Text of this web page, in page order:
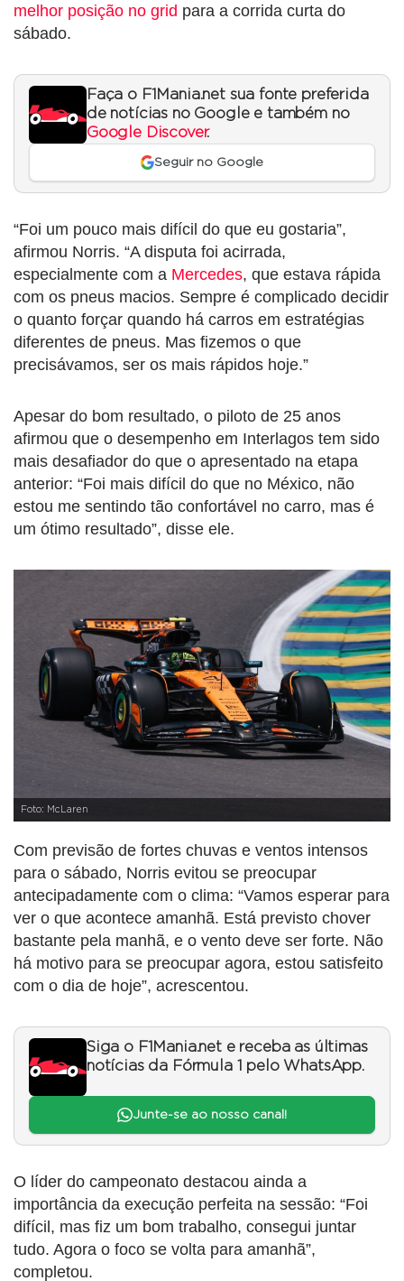
melhor posição no grid para a corrida curta do
sábado.
Faça o F1Mania.net sua fonte preferida
de notícias no Google e também no
Google Discover.
Seguir no Google
“Foi um pouco mais difícil do que eu gostaria”,
afirmou Norris. “A disputa foi acirrada,
especialmente com a Mercedes, que estava rápida
com os pneus macios. Sempre é complicado decidir
o quanto forçar quando há carros em estratégias
diferentes de pneus. Mas fizemos o que
precisávamos, ser os mais rápidos hoje.”
Apesar do bom resultado, o piloto de 25 anos
afirmou que o desempenho em Interlagos tem sido
mais desafiador do que o apresentado na etapa
anterior: “Foi mais difícil do que no México, não
estou me sentindo tão confortável no carro, mas é
um ótimo resultado”, disse ele.
Foto: McLaren
Com previsão de fortes chuvas e ventos intensos
para o sábado, Norris evitou se preocupar
antecipadamente com o clima: “Vamos esperar para
ver o que acontece amanhã. Está previsto chover
bastante pela manhã, e o vento deve ser forte. Não
há motivo para se preocupar agora, estou satisfeito
com o dia de hoje”, acrescentou.
Siga o F1Mania.net e receba as últimas
notícias da Fórmula 1 pelo WhatsApp.
Junte-se ao nosso canal!
O líder do campeonato destacou ainda a
importância da execução perfeita na sessão: “Foi
difícil, mas fiz um bom trabalho, consegui juntar
tudo. Agora o foco se volta para amanhã”,
completou.